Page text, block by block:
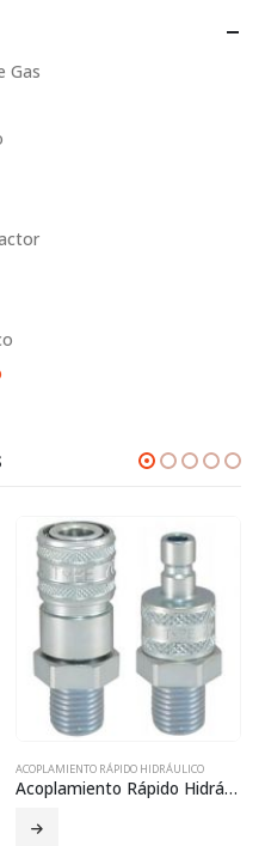
Gas
ACOPLAMIENTO RÁPIDO HIDRÁULICO
Acoplamiento Rápido Hidráulico 707